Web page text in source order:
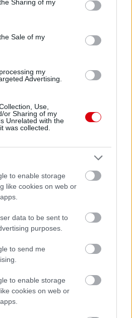
usage behaviour. You may click to
and its third-party tags to
purposes in below Google
Sharing of my
Sale of my
my
Advertising.
Use,
or Sharing of my
Unrelated with the
was collected.
to enable storage
like cookies on web or
data to be sent to
purposes.
to send me
to enable storage
cookies on web or
United